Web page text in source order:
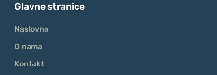
Glavne stranice
Naslovna
O nama
Kontakt